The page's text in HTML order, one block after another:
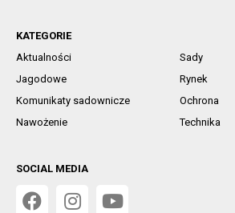
KATEGORIE
Aktualności
Sady
Jagodowe
Rynek
Komunikaty sadownicze
Ochrona
Nawożenie
Technika
SOCIAL MEDIA